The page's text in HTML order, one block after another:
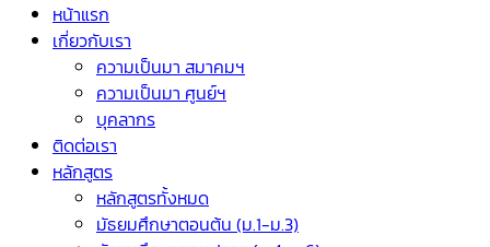
หน้าแรก
เกี่ยวกับเรา
ความเป็นมา สมาคมฯ
ความเป็นมา ศูนย์ฯ
บุคลากร
ติดต่อเรา
หลักสูตร
หลักสูตรทั้งหมด
มัธยมศึกษาตอนต้น (ม.1-ม.3)